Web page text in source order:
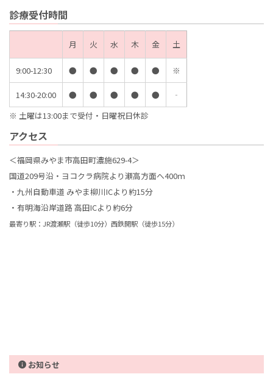
診療受付時間
月 火 水 木 金 土
9:00-12:30 ● ● ● ● ● ※
14:30-20:00 ● ● ● ● ●
‐
※ 土曜は13:00まで受付・日曜祝日休診
アクセス
＜福岡県みやま市高田町濃施629-4＞
国道209号沿・ヨコクラ病院より瀬高方面へ400ｍ
・九州自動車道 みやま柳川ICより約15分
・有明海沿岸道路 高田ICより約6分
最寄り駅：JR渡瀬駅（徒歩10分）西鉄開駅（徒歩15分）
お知らせ